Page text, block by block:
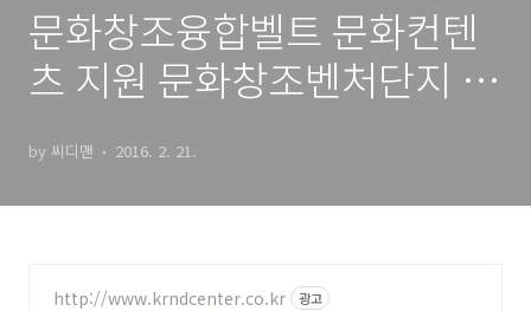
문화창조융합벨트 문화컨텐
츠 지원 문화창조벤처단지 방
by 씨디맨 2016. 2. 21.
http://www.krndcenter.co.kr 광고